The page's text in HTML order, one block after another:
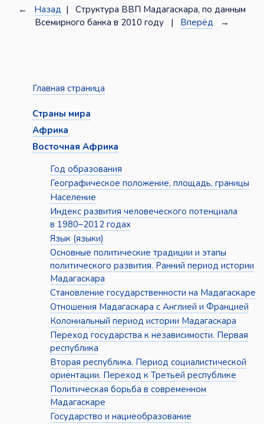
← Назад | Структура ВВП Мадагаскара, по данным
Всемирного банка в 2010 году | Вперёд →
Главная страница
Страны мира
Африка
Восточная Африка
Год образования
Географическое положение, площадь, границы
Население
Индекс развития человеческого потенциала
в 1980–2012 годах
Язык (языки)
Основные политические традиции и этапы
политического развития. Ранний период истории
Мадагаскара
Становление государственности на Мадагаскаре
Отношения Мадагаскара с Англией и Францией
Колониальный период истории Мадагаскара
Переход государства к независимости. Первая
республика
Вторая республика. Период социалистической
ориентации. Переход к Третьей республике
Политическая борьба в современном
Мадагаскаре
Государство и нациеобразование